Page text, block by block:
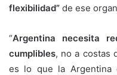
flexibilidad” de ese
“Argentina necesita
cumplibles, no a costas
es lo que la Argentina